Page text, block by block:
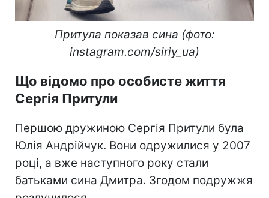
Притула показав сина (фото:
instagram.com/siriy_ua)
Що відомо про особисте життя
Сергія Притули
Першою дружиною Сергія Притули була
Юлія Андрійчук. Вони одружилися у 2007
році, а вже наступного року стали
батьками сина Дмитра. Згодом подружжя